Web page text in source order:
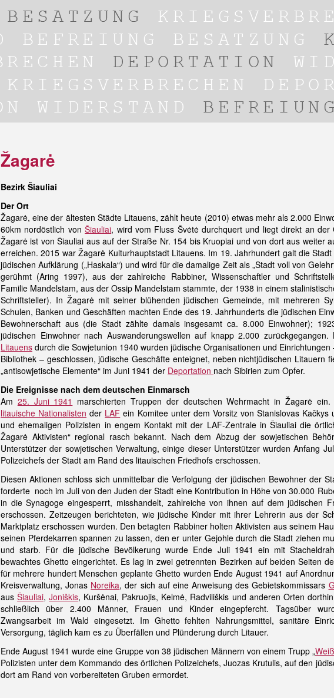
Žagarė
Bezirk Šiauliai
Der Ort
Žagarė, eine der ältesten Städte Litauens, zählt heute (2010) etwas mehr als 2.000
60km nordöstlich vonŠiauliai, wird vom Fluss Švėtė durchquert und liegt direkt an der
Žagarė ist von Šiauliai aus auf der Straße Nr. 154 bis Kruopiai und von dort aus weiter
erreichen. 2015 war Žagarė Kulturhauptstadt Litauens. Im 19. Jahrhundert galt die
jüdischen Aufklärung („Haskala“) und wird für die damalige Zeit als „Stadt voll von
gerühmt (Aring 1997), aus der zahlreiche Rabbiner, Wissenschaftler und
Familie Mandelstam, aus der Ossip Mandelstam stammte, der 1938 in einem
Schriftsteller). In Žagarė mit seiner blühenden jüdischen Gemeinde, mit mehreren
Schulen, Banken und Geschäften machten Ende des 19. Jahrhunderts die jüdischen
Bewohnerschaft aus (die Stadt zählte damals insgesamt ca. 8.000 Einwohner);
jüdischen Einwohner nach Auswanderungswellen auf knapp 2.000 zurückgegangen.
Litauens durch die Sowjetunion 1940 wurden jüdische Organisationen und
Bibliothek – geschlossen, jüdische Geschäfte enteignet, neben nichtjüdischen Litauern
„antisowjetische Elemente“ im Juni 1941 der Deportation nach Sibirien zum Opfer.
Die Ereignisse nach dem deutschen Einmarsch
Am 25. Juni 1941 marschierten Truppen der deutschen Wehrmacht in Žagarė
litauische Nationalisten der LAF ein Komitee unter dem Vorsitz von Stanislovas
und ehemaligen Polizisten in engem Kontakt mit der LAF-Zentrale in Šiauliai die
Žagarė Aktivisten“ regional rasch bekannt. Nach dem Abzug der sowjetischen
Unterstützer der sowjetischen Verwaltung, einige dieser Unterstützer wurden Anfang
Polizeichefs der Stadt am Rand des litauischen Friedhofs erschossen.
Diesen Aktionen schloss sich unmittelbar die Verfolgung der jüdischen Bewohner der
forderte noch im Juli von den Juden der Stadt eine Kontribution in Höhe von 30.000
in die Synagoge eingesperrt, misshandelt, zahlreiche von ihnen auf dem jüdischen
erschossen. Zeitzeugen berichteten, wie jüdische Kinder mit ihrer Lehrerin aus der
Marktplatz erschossen wurden. Den betagten Rabbiner holten Aktivisten aus seinem
seinen Pferdekarren spannen zu lassen, den er unter Gejohle durch die Stadt ziehen
und starb. Für die jüdische Bevölkerung wurde Ende Juli 1941 ein mit
bewachtes Ghetto eingerichtet. Es lag in zwei getrennten Bezirken auf beiden Seiten
für mehrere hundert Menschen geplante Ghetto wurden Ende August 1941 auf
Kreisverwaltung, Jonas Noreika, der sich auf eine Anweisung des Gebietskommissars
ausŠiauliai,Joniškis, Kuršėnai, Pakruojis, Kelmė, Radviliškis und anderen Orten
schließlich über 2.400 Männer, Frauen und Kinder eingepfercht. Tagsüber
Zwangsarbeit im Wald eingesetzt. Im Ghetto fehlten Nahrungsmittel, sanitäre
Versorgung, täglich kam es zu Überfällen und Plünderung durch Litauer.
Ende August 1941 wurde eine Gruppe von 38 jüdischen Männern von einem Trupp „
Polizisten unter dem Kommando des örtlichen Polizeichefs, Juozas Krutulis, auf den
dort am Rand von vorbereiteten Gruben ermordet.